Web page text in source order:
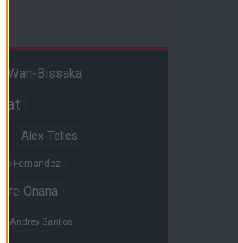
Wan-Bissaka
Alex Telles
Fernandez
Onana
Andrey Santos